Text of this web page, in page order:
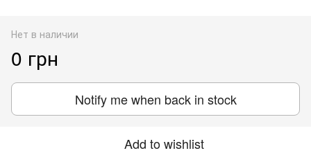
Нет в наличии
0 грн
Notify me when back in stock
Add to wishlist